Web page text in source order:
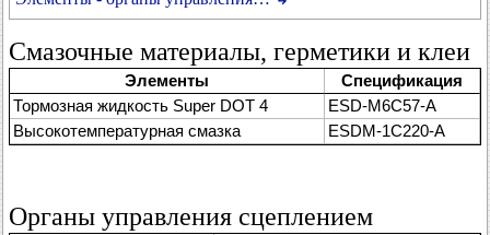
Смазочные материалы, герметики и клеи
Элементы
Спецификация
Тормозная жидкость Super DOT 4
ESD-M6C57-A
Высокотемпературная смазка
ESDM-1C220-A
Органы управления сцеплением